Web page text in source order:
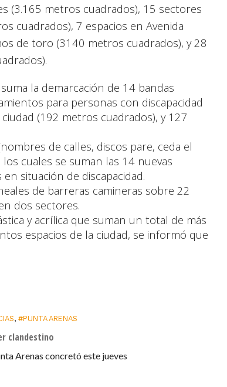
(3.165 metros cuadrados), 15 sectores
cuadrados), 7 espacios en Avenida
de toro (3140 metros cuadrados), y 28
la demarcación de 14 bandas
para personas con discapacidad
(192 metros cuadrados), y 127
de calles, discos pare, ceda el
cuales se suman las 14 nuevas
situación de discapacidad.
de barreras camineras sobre 22
dos sectores.
y acrílica que suman un total de más
espacios de la ciudad, se informó que
,#PUNTA ARENAS
clandestino
Arenas concretó este jueves